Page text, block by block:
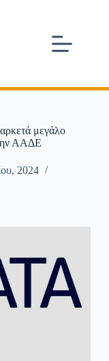
μεγάλο
ΑΑΔΕ
2024